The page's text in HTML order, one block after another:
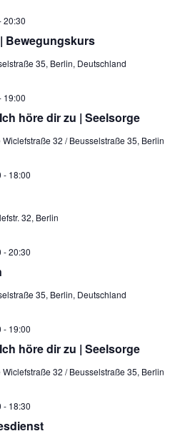
Bewegungskurs
20:30
35, Berlin, Deutschland
höre dir zu | Seelsorge
19:00
Wiclefstraße 32 / Beusselstraße 35, Berlin
- 18:00
32, Berlin
-20:30
35, Berlin, Deutschland
höre dir zu | Seelsorge
- 19:00
Wiclefstraße 32 / Beusselstraße 35, Berlin
- 18:30